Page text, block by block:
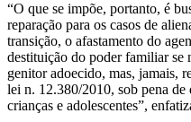
“O que se impõe, portanto, é
reparação para os casos de
transição, o afastamento do
destituição do poder familiar se
genitor adoecido, mas, jamais,
lei n. 12.380/2010, sob pena
crianças e adolescentes”,